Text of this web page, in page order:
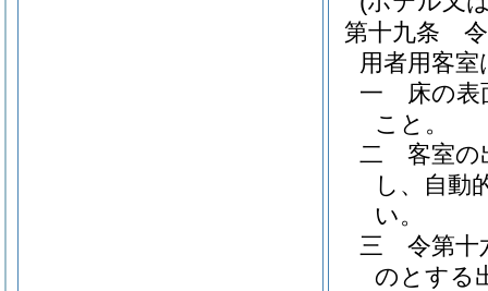
第十九条
用者用客
一
床の
こと。
二
客室の
し、自動
い。
三
令第十
のとする